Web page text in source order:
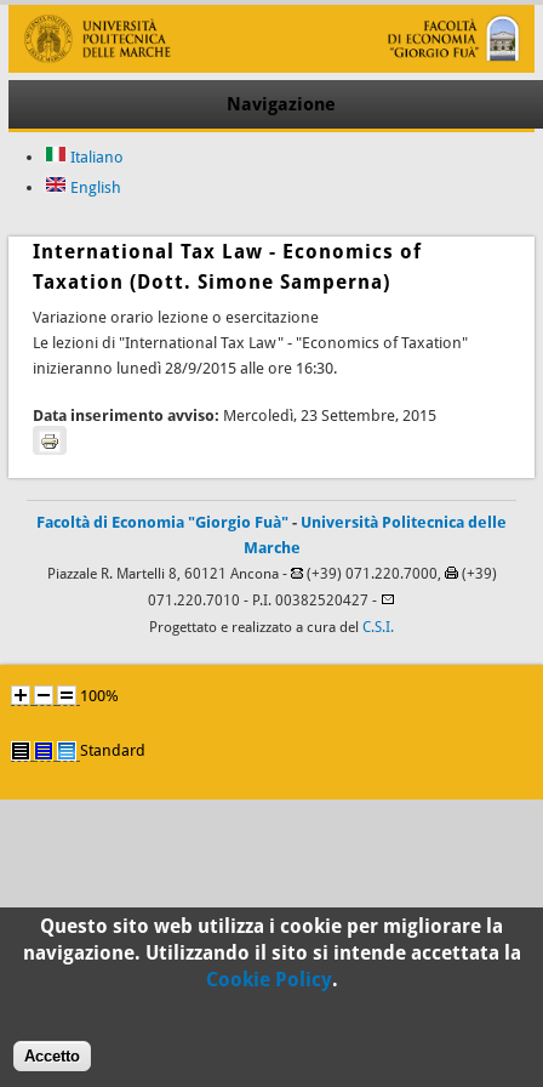
Navigazione
Italiano
English
International Tax Law - Economics of
Taxation (Dott. Simone Samperna)
Variazione orario lezione o esercitazione
Le lezioni di "International Tax Law" - "Economics of Taxation"
inizieranno lunedì 28/9/2015 alle ore 16:30.
Data inserimento avviso: Mercoledì, 23 Settembre, 2015
Facoltà di Economia "Giorgio Fuà" - Università Politecnica delle
Marche
Piazzale R. Martelli 8, 60121 Ancona - (+39) 071.220.7000,
(+39)
071.220.7010 - P.I. 00382520427 -
Progettato e realizzato a cura del C.S.I.
100%
Standard
Questo sito web utilizza i cookie per migliorare la
navigazione. Utilizzando il sito si intende accettata la
Cookie Policy.
Accetto